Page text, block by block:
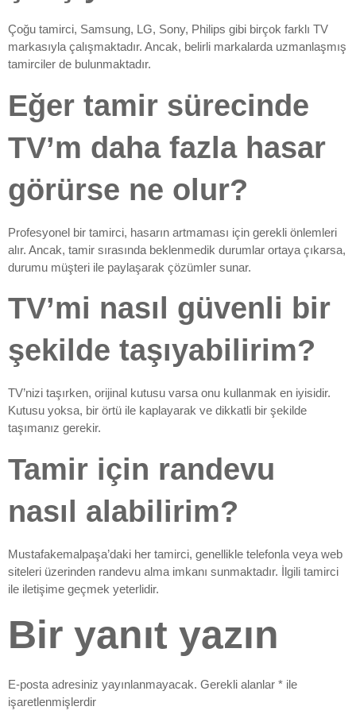
Çoğu tamirci, Samsung, LG, Sony, Philips gibi birçok farklı TV
markasıyla çalışmaktadır. Ancak, belirli markalarda uzmanlaşmış
tamirciler de bulunmaktadır.
Eğer tamir sürecinde
TV’m daha fazla hasar
görürse ne olur?
Profesyonel bir tamirci, hasarın artmaması için gerekli önlemleri
alır. Ancak, tamir sırasında beklenmedik durumlar ortaya çıkarsa,
durumu müşteri ile paylaşarak çözümler sunar.
TV’mi nasıl güvenli bir
şekilde taşıyabilirim?
TV’nizi taşırken, orijinal kutusu varsa onu kullanmak en iyisidir.
Kutusu yoksa, bir örtü ile kaplayarak ve dikkatli bir şekilde
taşımanız gerekir.
Tamir için randevu
nasıl alabilirim?
Mustafakemalpaşa’daki her tamirci, genellikle telefonla veya web
siteleri üzerinden randevu alma imkanı sunmaktadır. İlgili tamirci
ile iletişime geçmek yeterlidir.
Bir yanıt yazın
E-posta adresiniz yayınlanmayacak. Gerekli alanlar * ile
işaretlenmişlerdir